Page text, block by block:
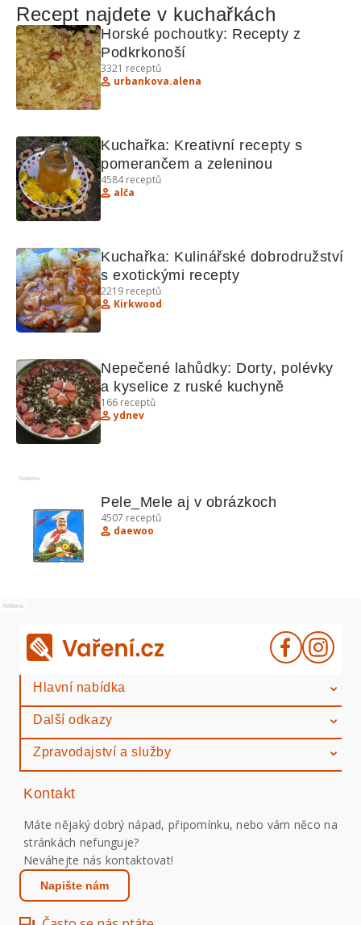
Recept najdete v kuchařkách
Horské pochoutky: Recepty z
Podkrkonoší
3321 receptů
urbankova.alena
Kuchařka: Kreativní recepty s
pomerančem a zeleninou
4584receptů
alča
Kuchařka: Kulinářské dobrodružství
s exotickými recepty
2219 receptů
Kirkwood
Nepečené lahůdky: Dorty, polévky
a kyselice z ruské kuchyně
166 receptů
ydnev
Reklama
Pele_Mele aj v obrázkoch
4507 receptů
daewoo
Reklama
Hlavní nabídka
Další odkazy
Zpravodajství a služby
Kontakt
Máte nějaký dobrý nápad, připomínku, nebo vám něco na
stránkách nefunguje?
Neváhejte nás kontaktovat!
Napište nám